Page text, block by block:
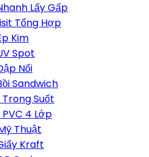
Lấy Gấp
Tổng Hợp
Kim
Spot
Nổi
Sandwich
Suốt
4 Lớp
Thuật
Kraft